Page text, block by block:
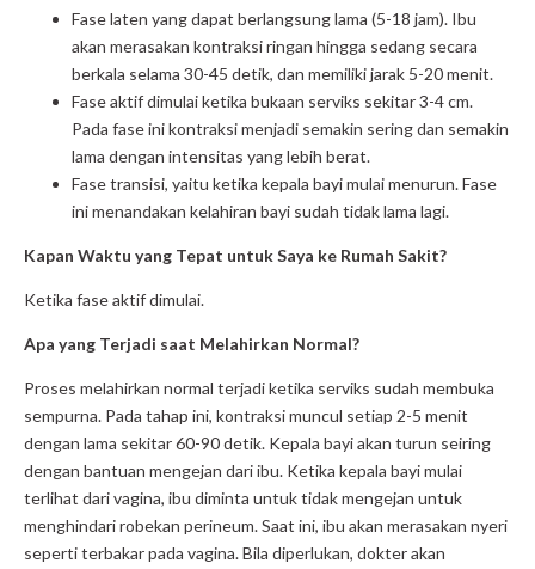
Fase laten yang dapat berlangsung lama (5-18 jam). Ibu
akan merasakan kontraksi ringan hingga sedang secara
berkala selama 30-45 detik, dan memiliki jarak 5-20 menit.
Fase aktif dimulai ketika bukaan serviks sekitar 3-4 cm.
Pada fase ini kontraksi menjadi semakin sering dan semakin
lama dengan intensitas yang lebih berat.
Fase transisi, yaitu ketika kepala bayi mulai menurun. Fase
ini menandakan kelahiran bayi sudah tidak lama lagi.
Kapan Waktu yang Tepat untuk Saya ke Rumah Sakit?
Ketika fase aktif dimulai.
Apa yang Terjadi saat Melahirkan Normal?
Proses melahirkan normal terjadi ketika serviks sudah membuka
sempurna. Pada tahap ini, kontraksi muncul setiap 2-5 menit
dengan lama sekitar 60-90 detik. Kepala bayi akan turun seiring
dengan bantuan mengejan dari ibu. Ketika kepala bayi mulai
terlihat dari vagina, ibu diminta untuk tidak mengejan untuk
menghindari robekan perineum. Saat ini, ibu akan merasakan nyeri
seperti terbakar pada vagina. Bila diperlukan, dokter akan